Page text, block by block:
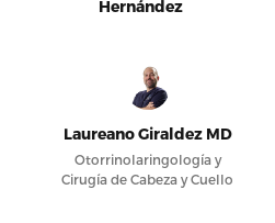
Hernández
Laureano Giraldez MD
Otorrinolaringología y
Cirugía de Cabeza y Cuello